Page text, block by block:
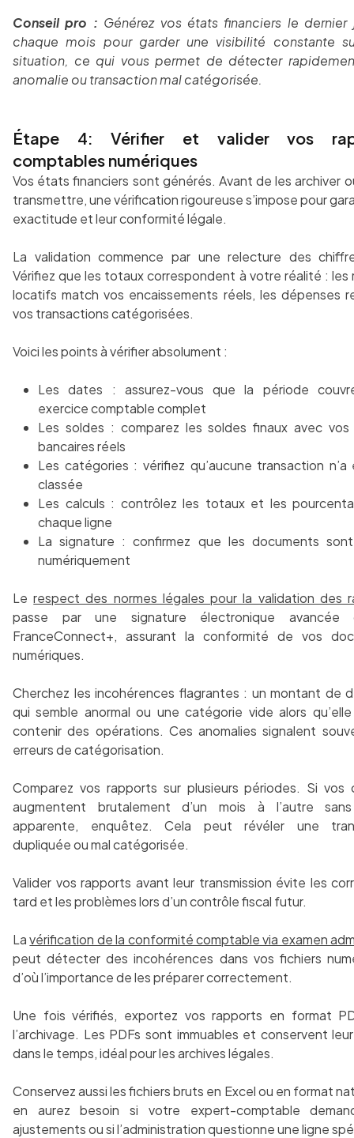
Conseil pro : Générez vos états financiers le
chaque mois pour garder une visibilité constante
situation, ce qui vous permet de détecter
anomalie ou transaction mal catégorisée.
Étape 4: Vérifier et valider vos
comptables numériques
Vos états financiers sont générés. Avant de les archiver
transmettre, une vérification rigoureuse s’impose pour
exactitude et leur conformité légale.
La validation commence par une relecture des
Vérifiez que les totaux correspondent à votre réalité : les
locatifs match vos encaissements réels, les dépenses
vos transactions catégorisées.
Voici les points à vérifier absolument :
Les dates : assurez-vous que la période
exercice comptable complet
Les soldes : comparez les soldes finaux avec vos
bancaires réels
Les catégories : vérifiez qu’aucune transaction n’a
classée
Les calculs : contrôlez les totaux et les
chaque ligne
La signature : confirmez que les documents
numériquement
Lerespect des normes légales pour la validation des
passe par une signature électronique avancée
FranceConnect+, assurant la conformité de vos
numériques.
Cherchez les incohérences flagrantes : un montant de
qui semble anormal ou une catégorie vide alors
contenir des opérations. Ces anomalies signalent
erreurs de catégorisation.
Comparez vos rapports sur plusieurs périodes. Si vos
augmentent brutalement d’un mois à l’autre
apparente, enquêtez. Cela peut révéler une
dupliquée ou mal catégorisée.
Valider vos rapports avant leur transmission évite les
tard et les problèmes lors d’un contrôle fiscal futur.
Lavérification de la conformité comptable via examen
peut détecter des incohérences dans vos fichiers
d’où l’importance de les préparer correctement.
Une fois vérifiés, exportez vos rapports en format
l’archivage. Les PDFs sont immuables et conservent
dans le temps, idéal pour les archives légales.
Conservez aussi les fichiers bruts en Excel ou en format
en aurez besoin si votre expert-comptable
ajustements ou si l’administration questionne une ligne